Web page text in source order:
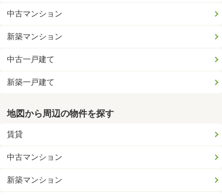
中古マンション
新築マンション
中古一戸建て
新築一戸建て
地図から周辺の物件を探す
賃貸
中古マンション
新築マンション